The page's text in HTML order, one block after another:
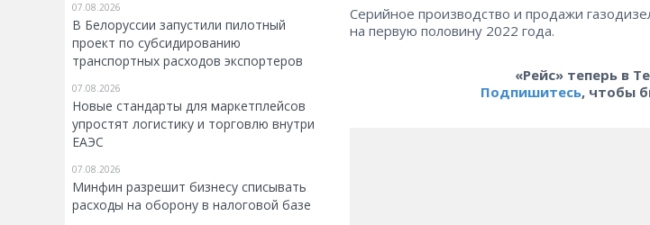
07.08.2026
В Белоруссии запустили пилотный
проект по субсидированию
транспортных расходов экспортеров
07.08.2026
Новые стандарты для маркетплейсов
упростят логистику и торговлю внутри
ЕАЭС
07.08.2026
Минфин разрешит бизнесу списывать
расходы на оборону в налоговой базе
Серийное производство и продажи
на первую половину 2022 года.
«Рейс» теперь в
Подпишитесь, чтобы